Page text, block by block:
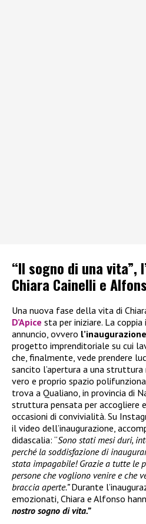
“Il sogno di una vita”,
Chiara Cainelli e
Una nuova fase della vita di
D’Apice sta per iniziare. La
annuncio, ovvero
progetto imprenditoriale su cui
che, finalmente, vede prendere
sancito l’apertura a una
vero e proprio spazio
trova a Qualiano, in provincia di
struttura pensata per accogliere
occasioni di convivialità. Su
il video dell’inaugurazione,
didascalia: “Sono stati mesi duri,
perché la soddisfazione di
stata impagabile! Grazie a tutte le
persone che vogliono venire e che
braccia aperte.”Durante
emozionati, Chiara e Alfonso
nostro sogno di vita.”